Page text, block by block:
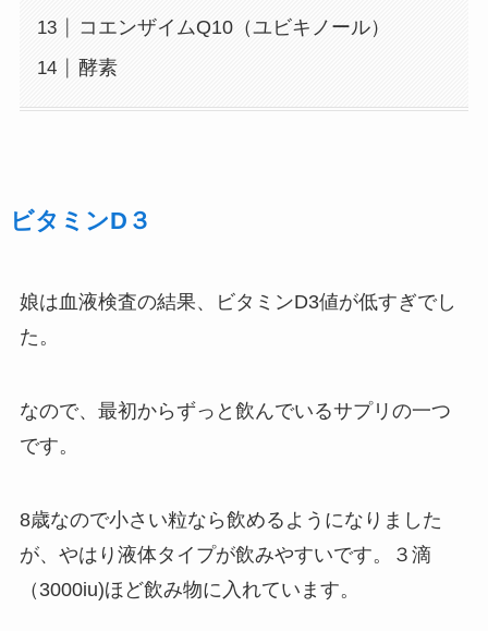
コエンザイムQ10（ユビキノール）
酵素
ビタミンD３
娘は血液検査の結果、ビタミンD3値が低すぎでし
た。
なので、最初からずっと飲んでいるサプリの一つ
です。
8歳なので小さい粒なら飲めるようになりました
が、やはり液体タイプが飲みやすいです。３滴
（3000iu)ほど飲み物に入れています。